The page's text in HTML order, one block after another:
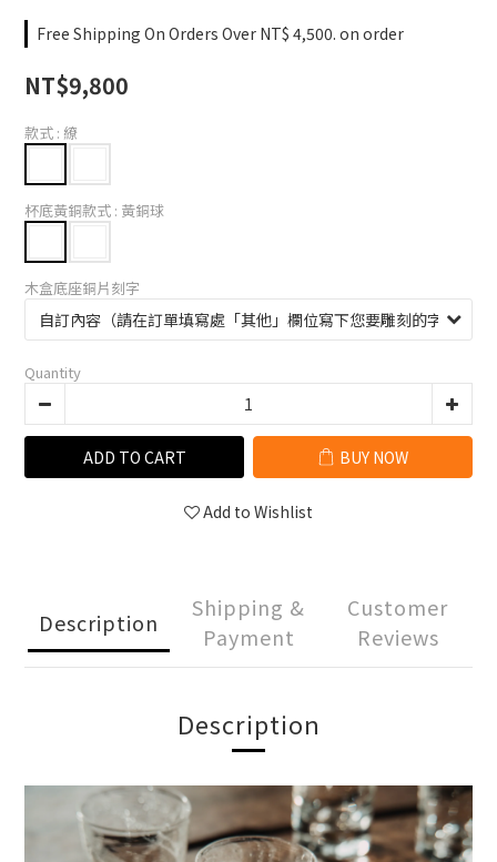
Free Shipping On Orders Over NT$ 4,500. on order
NT$9,800
款式 : 繚
杯底黃銅款式 : 黃銅球
木盒底座銅片刻字
Quantity
ADD TO CART BUY NOW
Add to Wishlist
Description
Shipping &
Payment
Customer
Reviews
Description